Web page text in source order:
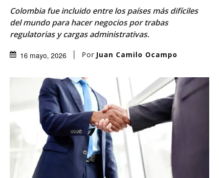
Colombia fue incluido entre los países más difíciles
del mundo para hacer negocios por trabas
regulatorias y cargas administrativas.
16 mayo, 2026 Por Juan Camilo Ocampo